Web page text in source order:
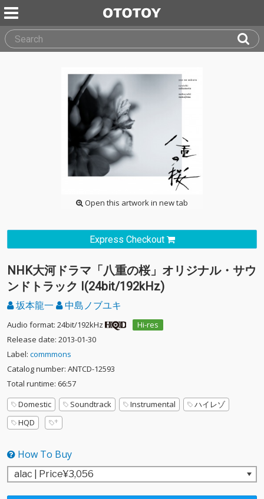
Open this artwork in new tab
Express Checkout
NHK大河ドラマ「八重の桜」オリジナル・サウ
ンドトラック I(24bit/192kHz)
坂本龍一 中島ノブユキ
Audio format: 24bit/192kHz
Hi-res
Release date: 2013-01-30
Label: commmons
Catalog number: ANTCD-12593
Total runtime: 66:57
Domestic
Soundtrack Instrumental
ハイレゾ
HQD
How To Buy